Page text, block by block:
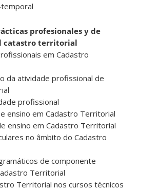
temporal
profesionales y de
catastro territorial
em Cadastro
da atividade profissional de
profissional
ensino em Cadastro Territorial
ensino em Cadastro Territorial
no âmbito do Cadastro
de componente
Territorial
Territorial nos cursos técnicos